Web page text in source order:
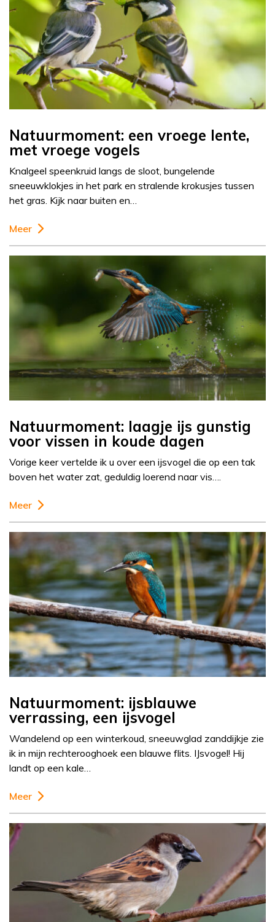
Natuurmoment: een vroege lente,
met vroege vogels
Knalgeel speenkruid langs de sloot, bungelende
sneeuwklokjes in het park en stralende krokusjes tussen
het gras. Kijk naar buiten en…
Meer
Natuurmoment: laagje ijs gunstig
voor vissen in koude dagen
Vorige keer vertelde ik u over een ijsvogel die op een tak
boven het water zat, geduldig loerend naar vis….
Meer
Natuurmoment: ijsblauwe
verrassing, een ijsvogel
Wandelend op een winterkoud, sneeuwglad zanddijkje zie
ik in mijn rechterooghoek een blauwe flits. IJsvogel! Hij
landt op een kale…
Meer